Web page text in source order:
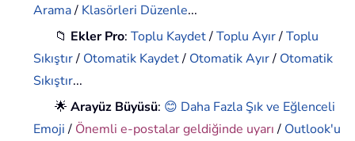
Arama/ Klasörleri Düzenle...
📁 Ekler Pro:Toplu Kaydet/Toplu Ayır/Toplu
Sıkıştır/ Otomatik Kaydet/ Otomatik Ayır/ Otomatik
Sıkıştır...
🌟Arayüz Büyüsü: 😊 Daha Fazla Şık ve Eğlenceli
Emoji/ Önemli e-postalar geldiğinde uyarı/ Outlook'u